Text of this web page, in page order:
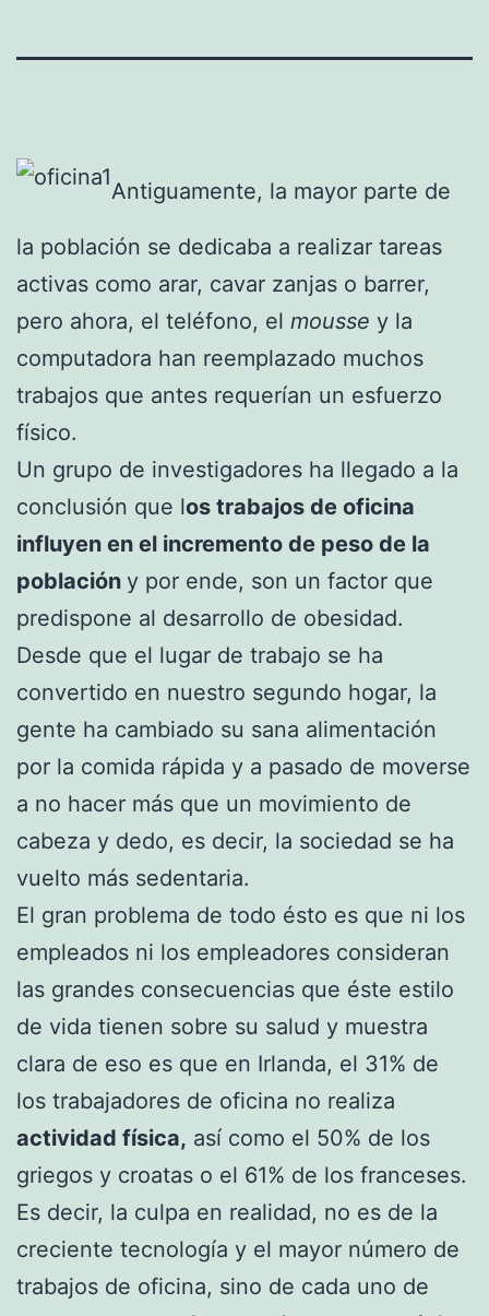
Antiguamente, la mayor parte de
la población se dedicaba a realizar tareas
activas como arar, cavar zanjas o barrer,
pero ahora, el teléfono, el mousse y la
computadora han reemplazado muchos
trabajos que antes requerían un esfuerzo
físico.
Un grupo de investigadores ha llegado a la
conclusión que los trabajos de oficina
influyen en el incremento de peso de la
población y por ende, son un factor que
predispone al desarrollo de obesidad.
Desde que el lugar de trabajo se ha
convertido en nuestro segundo hogar, la
gente ha cambiado su sana alimentación
por la comida rápida y a pasado de moverse
a no hacer más que un movimiento de
cabeza y dedo, es decir, la sociedad se ha
vuelto más sedentaria.
El gran problema de todo ésto es que ni los
empleados ni los empleadores consideran
las grandes consecuencias que éste estilo
de vida tienen sobre su salud y muestra
clara de eso es que en Irlanda, el 31% de
los trabajadores de oficina no realiza
actividad física, así como el 50% de los
griegos y croatas o el 61% de los franceses.
Es decir, la culpa en realidad, no es de la
creciente tecnología y el mayor número de
trabajos de oficina, sino de cada uno de